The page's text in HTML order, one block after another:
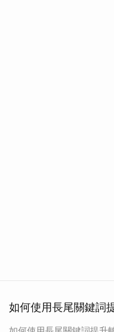
如何使用長尾關鍵詞